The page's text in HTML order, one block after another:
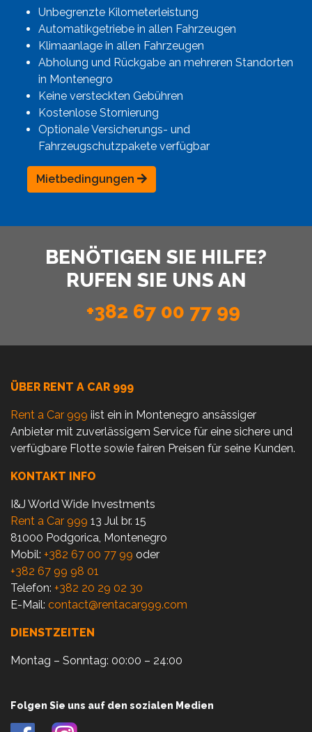
Unbegrenzte Kilometerleistung
Automatikgetriebe in allen Fahrzeugen
Klimaanlage in allen Fahrzeugen
Abholung und Rückgabe an mehreren Standorten
in Montenegro
Keine versteckten Gebühren
Kostenlose Stornierung
Optionale Versicherungs- und
Fahrzeugschutzpakete verfügbar
Mietbedingungen
BENÖTIGEN SIE HILFE?
RUFEN SIE UNS AN
+382 67 00 77 99
ÜBER RENT A CAR 999
Rent a Car 999 iist ein in Montenegro ansässiger
Anbieter mit zuverlässigem Service für eine sichere und
verfügbare Flotte sowie fairen Preisen für seine Kunden.
KONTAKT INFO
I&J World Wide Investments
Rent a Car 999 13 Jul br. 15
81000 Podgorica, Montenegro
Mobil: +382 67 00 77 99 oder
+382 67 99 98 01
Telefon: +382 20 29 02 30
E-Mail: contact@rentacar999.com
DIENSTZEITEN
Montag – Sonntag: 00:00 – 24:00
Folgen Sie uns auf den sozialen Medien